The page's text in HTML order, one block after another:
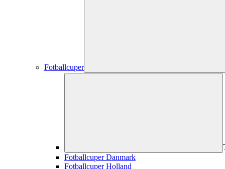
Fotballcuper
Fotballcuper Danmark
Fotballcuper Holland